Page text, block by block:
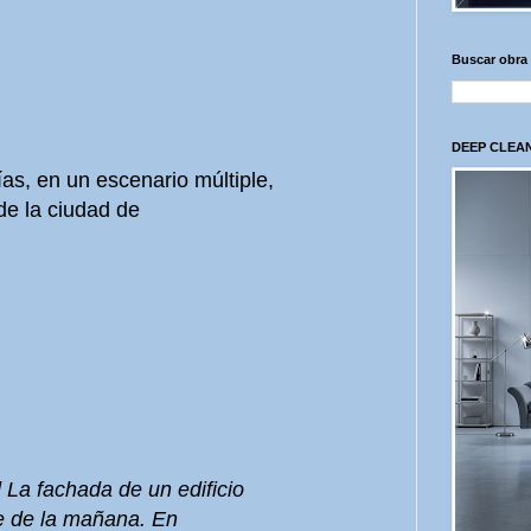
en un escenario múltiple,
la ciudad de
fachada de un edificio
de la mañana. En
Buscar obra
DEEP